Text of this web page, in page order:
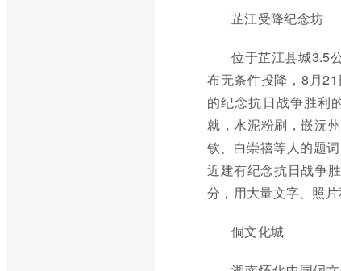
芷江受降纪念坊
位于芷江县城3.5
布无条件投降，8月
的纪念抗日战争胜利
就，水泥粉刷，嵌沅
钦、白崇禧等人的题
近建有纪念抗日战争
分，用大量文字、照
侗文化城